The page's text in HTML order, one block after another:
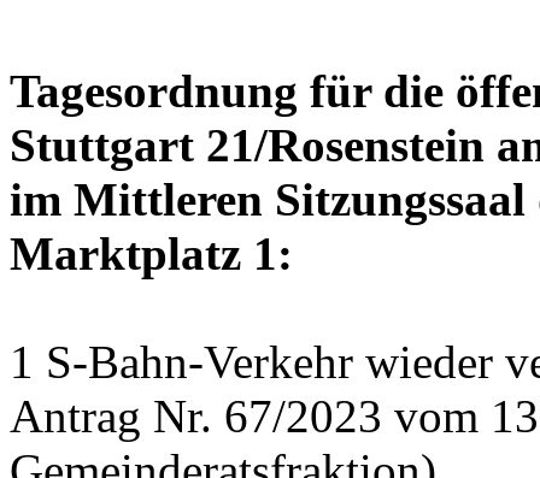
Tagesordnung für die
Stuttgart 21/Rosenstein
im Mittleren Sitzungssaal
Marktplatz 1:
1 S-Bahn-Verkehr wieder
Antrag Nr. 67/2023 vom